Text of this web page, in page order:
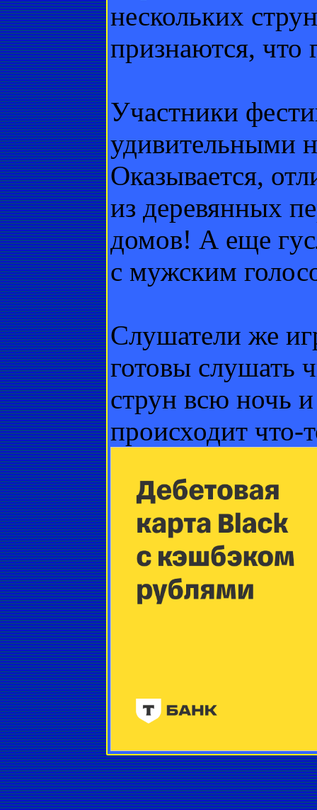
нескольких
признаются, что
Участники
удивительными
Оказывается,
из деревянных
домов! А еще
с мужским
Слушатели же
готовы слушать
струн всю ночь
происходит